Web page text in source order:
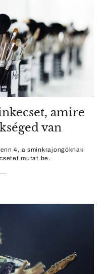
amire
van
4, a sminkrajongóknak
mutat be.